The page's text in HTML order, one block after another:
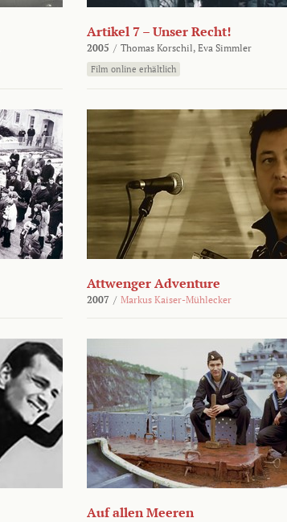
Artikel 7 – Unser Recht!
2005 / Thomas Korschil, Eva Simmler
Film online erhältlich
Attwenger Adventure
2007 / Markus Kaiser-Mühlecker
Auf allen Meeren